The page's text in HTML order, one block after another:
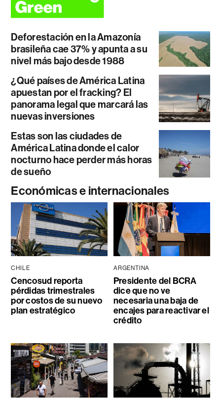
Deforestación en la Amazonía
brasileña cae 37% y apunta a su
nivel más bajo desde 1988
¿Qué países de América Latina
apuestan por el fracking? El
panorama legal que marcará las
nuevas inversiones
Estas son las ciudades de
América Latina donde el calor
nocturno hace perder más horas
de sueño
Económicas e internacionales
CHILE
Cencosud reporta
pérdidas trimestrales
por costos de su nuevo
plan estratégico
ARGENTINA
Presidente del BCRA
dice que no ve
necesaria una baja de
encajes para reactivar el
crédito